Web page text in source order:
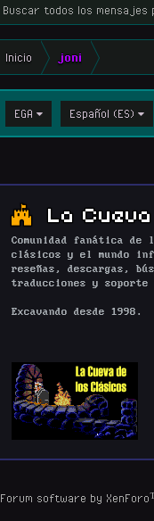
Buscar todos los mensajes
Inicio joni
EGA Español (ES)
La
Comunidad fanática
clásicos y el mundo
reseñas, descargas,
traducciones y soporte
Excavando desde 1998.
Forum software by